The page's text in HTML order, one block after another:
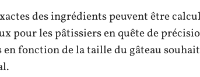
des ingrédients peuvent être
pour les pâtissiers en quête de
fonction de la taille du gâteau